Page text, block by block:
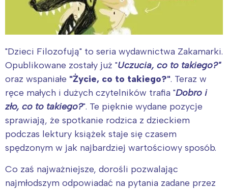
"Dzieci Filozofują" to seria wydawnictwa Zakamarki.
Opublikowane zostały już "Uczucia, co to takiego?"
oraz wspaniałe "Życie, co to takiego?". Teraz w
ręce małych i dużych czytelników trafia "Dobro i
zło, co to takiego?". Te pięknie wydane pozycje
sprawiają, że spotkanie rodzica z dzieckiem
podczas lektury książek staje się czasem
spędzonym w jak najbardziej wartościowy sposób.
Co zaś najważniejsze, dorośli pozwalając
najmłodszym odpowiadać na pytania zadane przez